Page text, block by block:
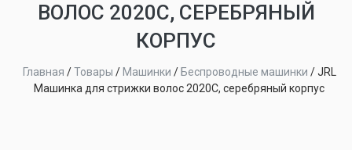
ВОЛОС 2020C, СЕРЕБРЯНЫЙ
КОРПУС
Главная /Товары / Машинки / Беспроводные машинки /JRL
Машинка для стрижки волос 2020C, серебряный корпус